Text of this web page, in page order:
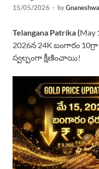
15/05/2026 - by
Telangana Patrika (May
2026న 24K బంగారం
స్వల్పంగా క్షీణించాయి!